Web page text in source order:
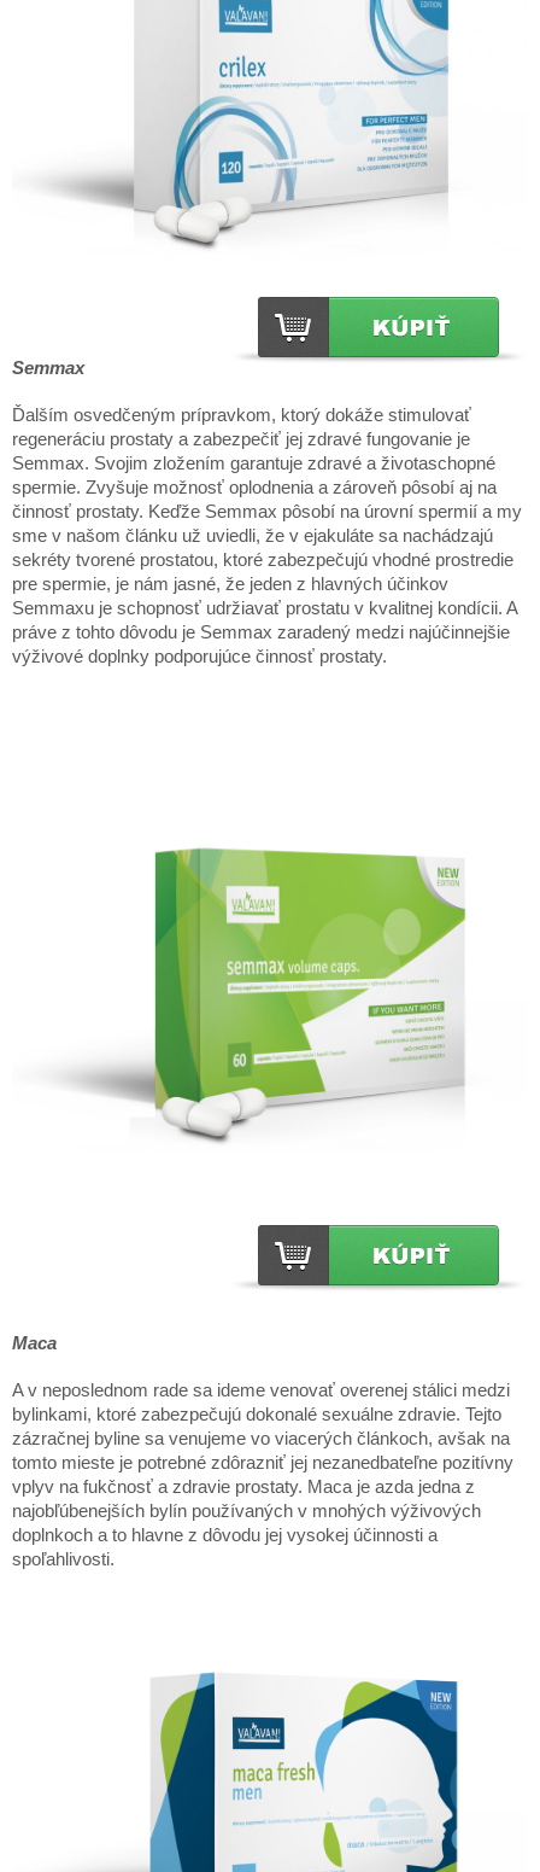
Semmax
Ďalším osvedčeným prípravkom, ktorý dokáže stimulovať
regeneráciu prostaty a zabezpečiť jej zdravé fungovanie je
Semmax. Svojim zložením garantuje zdravé a životaschopné
spermie. Zvyšuje možnosť oplodnenia a zároveň pôsobí aj na
činnosť prostaty. Keďže Semmax pôsobí na úrovní spermií a my
sme v našom článku už uviedli, že v ejakuláte sa nachádzajú
sekréty tvorené prostatou, ktoré zabezpečujú vhodné prostredie
pre spermie, je nám jasné, že jeden z hlavných účinkov
Semmaxu je schopnosť udržiavať prostatu v kvalitnej kondícii. A
práve z tohto dôvodu je Semmax zaradený medzi najúčinnejšie
výživové doplnky podporujúce činnosť prostaty.
Maca
A v neposlednom rade sa ideme venovať overenej stálici medzi
bylinkami, ktoré zabezpečujú dokonalé sexuálne zdravie. Tejto
zázračnej byline sa venujeme vo viacerých článkoch, avšak na
tomto mieste je potrebné zdôrazniť jej nezanedbateľne pozitívny
vplyv na fukčnosť a zdravie prostaty. Maca je azda jedna z
najobľúbenejších bylín používaných v mnohých výživových
doplnkoch a to hlavne z dôvodu jej vysokej účinnosti a
spoľahlivosti.